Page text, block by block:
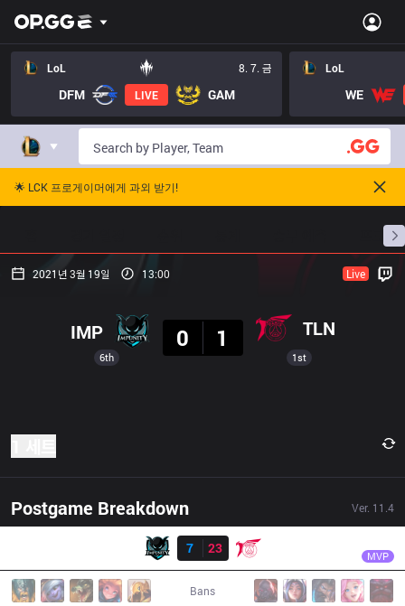
LoL 8. 7. 금
DFM LIVE GAM
LoL
WE
🌟 LCK 프로게이머에게 과외 받기!
프로빌
2021년 3월 19일 13:00 Live
6th
IMP
0
1 TLN
1st
Postgame Breakdown Ver. 11.4
7
23 MVP
Bans